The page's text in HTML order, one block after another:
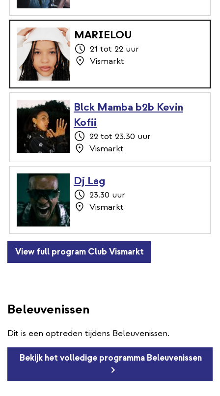
MARIELOU
21 tot 22 uur
Vismarkt
Blck Mamba b2b Kevin
Kofii
22 tot 23.30 uur
Vismarkt
Dj Lag
23.30 uur
Vismarkt
View full program Club Vismarkt
Beleuvenissen
Dit is een optreden tijdens Beleuvenissen.
Bekijk het volledige programma Beleuvenissen